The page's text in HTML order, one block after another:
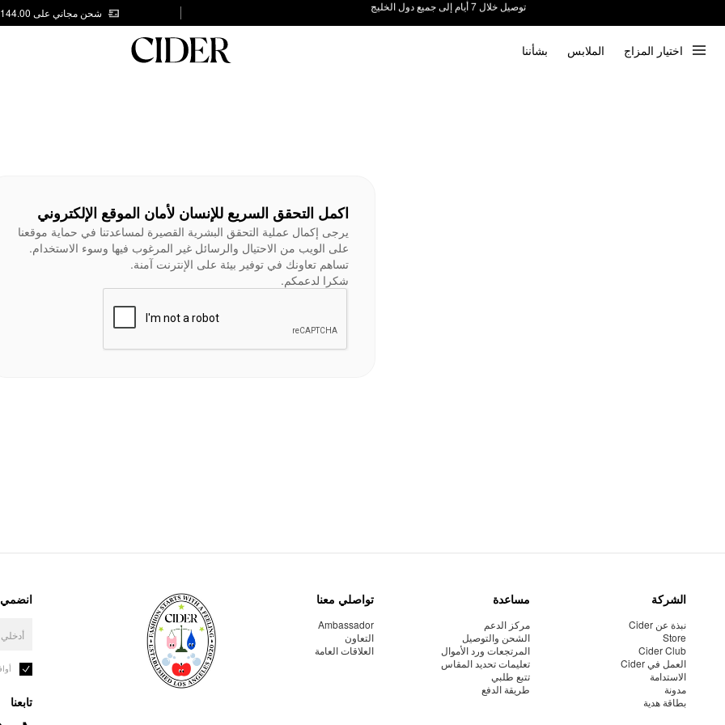
شحن مجاني على AED 144.00
اختيار المزاج الملابس بشأننا
اكمل التحقق السريع للإنسان لأمان الموقع الإلكتروني
يرجى إكمال عملية التحقق البشرية القصيرة لمساعدتنا في حماية موقعنا
على الويب من الاحتيال والرسائل غير المرغوب فيها وسوء الاستخدام.
تساهم تعاونك في توفير بيئة على الإنترنت آمنة.
شكرا لدعمكم.
الشركة
نبذة عن Cider
Store
Cider Club
العمل في Cider
الاستدامة
مدونة
بطاقة هدية
مساعدة
مركز الدعم
الشحن والتوصيل
المرتجعات ورد الأموال
تعليمات تحديد المقاس
تتبع طلبي
طريقة الدفع
تواصلي معنا
Ambassador
التعاون
العلاقات العامة
انضمي
تابعنا